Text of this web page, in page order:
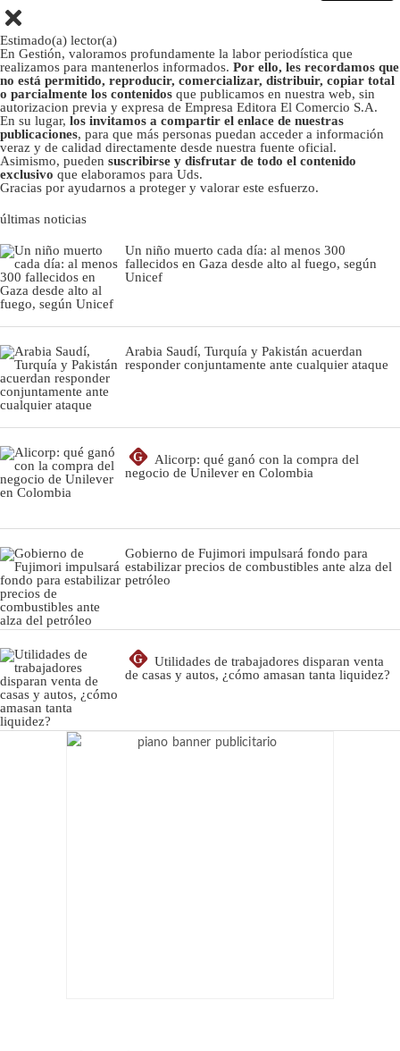
Estimado(a) lector(a)
En Gestión, valoramos profundamente la labor periodística que
realizamos para mantenerlos informados. Por ello, les recordamos que
no está permitido, reproducir, comercializar, distribuir, copiar total
o parcialmente los contenidos que publicamos en nuestra web, sin
autorizacion previa y expresa de Empresa Editora El Comercio S.A.
En su lugar, los invitamos a compartir el enlace de nuestras
publicaciones, para que más personas puedan acceder a información
veraz y de calidad directamente desde nuestra fuente oficial.
Asimismo, pueden suscribirse y disfrutar de todo el contenido
exclusivo que elaboramos para Uds.
Gracias por ayudarnos a proteger y valorar este esfuerzo.
últimas noticias
Un niño muerto cada día: al menos 300
fallecidos en Gaza desde alto al fuego, según
Unicef
Arabia Saudí, Turquía y Pakistán acuerdan
responder conjuntamente ante cualquier ataque
G
Alicorp: qué ganó con la compra del
negocio de Unilever en Colombia
Gobierno de Fujimori impulsará fondo para
estabilizar precios de combustibles ante alza del
petróleo
G
Utilidades de trabajadores disparan venta
de casas y autos, ¿cómo amasan tanta liquidez?